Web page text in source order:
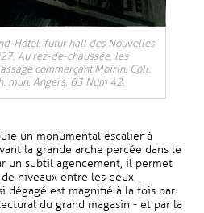
Hôtel, futur hall des Nouvelles
Au rez-de-chaussée, les
commerçant Moirin. Coll.
mun. Angers, 63 Num 42.
un monumental escalier à
la grande arche percée dans le
un subtil agencement, il permet
niveaux entre les deux
dégagé est magnifié à la fois par
du grand magasin - et par la